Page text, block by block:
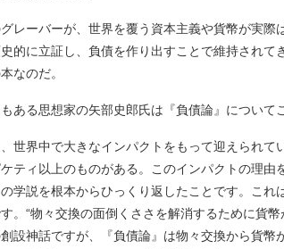
レーバーが、世界を覆う資本主義や貨幣が実際
的に立証し、負債を作り出すことで維持されて
なのだ。
ある思想家の矢部史郎氏は『負債論』について
世界中で大きなインパクトをもって迎えられて
ティ以上のものがある。このインパクトの理由
学説を根本からひっくり返したことです。これ
。“物々交換の面倒くささを解消するために貨
設神話ですが、『負債論』は物々交換から貨幣